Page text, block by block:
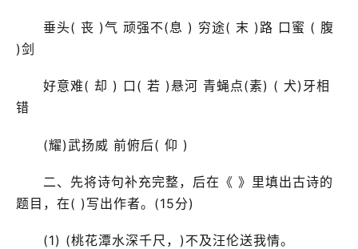
垂头( 丧 )气 顽强不(息 ) 穷途( 末 )路 口蜜 ( 腹
)剑
好意难( 却 ) 口( 若 )悬河 青蝇点(素) ( 犬)牙相
错
(耀)武扬威 前俯后( 仰 )
二、先将诗句补充完整，后在《 》里填出古诗的
题目，在( )写出作者。(15分)
(1) (桃花潭水深千尺，)不及汪伦送我情。